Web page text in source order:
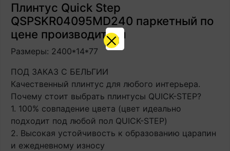
Плинтус Quick Step
QSPSKR04095MD240 паркетный по
цене производителя
Размеры: 2400*14*77
ПОД ЗАКАЗ С БЕЛЬГИИ
Качественный плинтус для любого интерьера.
Почему стоит выбрать плинтусы QUICK-STEP?
1. 100% совпадение цвета (цвет идеально
подходит под любой пол QUICK-STEP)
2. Высокая устойчивость к образованию царапин
и ежедневному износу